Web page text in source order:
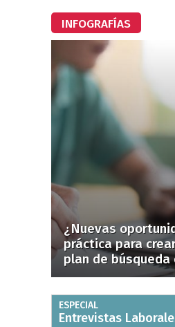
INFOGRAFÍAS
¿Nuevas
práctica para
plan de
ESPECIAL
Entrevistas